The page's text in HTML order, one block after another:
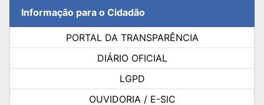
Informação para o Cidadão
PORTAL DA TRANSPARÊNCIA
DIÁRIO OFICIAL
LGPD
OUVIDORIA / E-SIC